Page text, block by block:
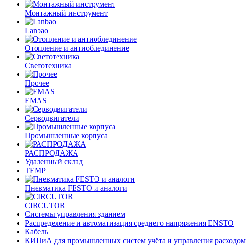
Монтажный инструмент
Lanbao
Отопление и антиоблединение
Светотехника
Прочее
EMAS
Cерводвигатели
Промышленные корпуса
РАСПРОДАЖА
Удаленный склад
TEMP
Пневматика FESTO и аналоги
CIRCUTOR
Системы управления зданием
Распределение и автоматизация среднего напряжения ENSTO
Кабель
КИПиА для промышленных систем учёта и управления расходом